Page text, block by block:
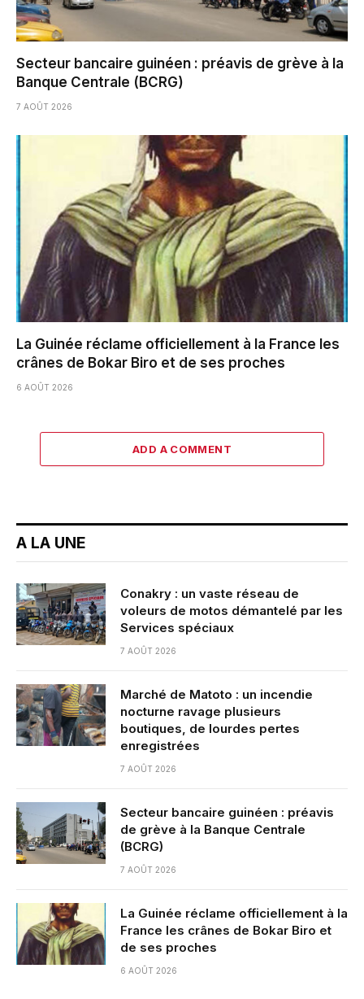
Secteur bancaire guinéen : préavis de grève à la
Banque Centrale (BCRG)
7 AOÛT 2026
La Guinée réclame officiellement à la France les
crânes de Bokar Biro et de ses proches
6 AOÛT 2026
ADD A COMMENT
A LA UNE
Conakry : un vaste réseau de
voleurs de motos démantelé par les
Services spéciaux
7 AOÛT 2026
Marché de Matoto : un incendie
nocturne ravage plusieurs
boutiques, de lourdes pertes
enregistrées
7 AOÛT 2026
Secteur bancaire guinéen : préavis
de grève à la Banque Centrale
(BCRG)
7 AOÛT 2026
La Guinée réclame officiellement à la
France les crânes de Bokar Biro et
de ses proches
6 AOÛT 2026